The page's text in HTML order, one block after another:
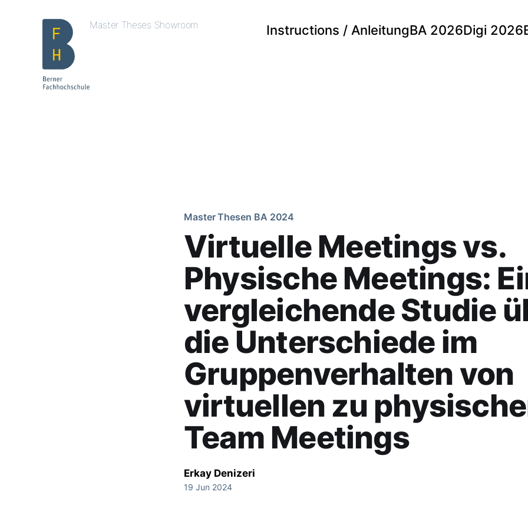
Master Theses Showroom Instructions / AnleitungBA 2026Digi 2026
Master Thesen BA 2024
Virtuelle Meetings vs.
Physische Meetings:
vergleichende Studie
die Unterschiede im
Gruppenverhalten von
virtuellen zu
Team Meetings
Erkay Denizeri
19 Jun 2024